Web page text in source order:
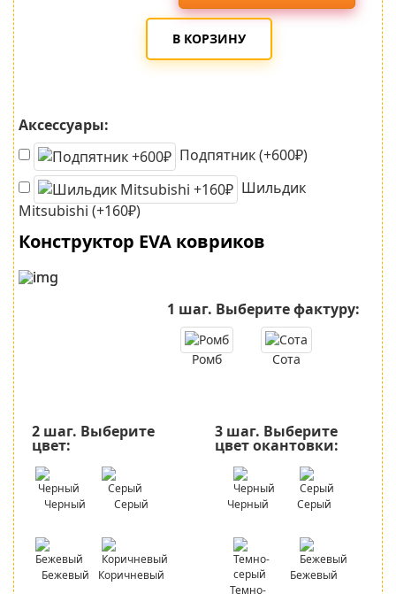
В КОРЗИНУ
Аксессуары:
Подпятник (+600₽)
Шильдик
Mitsubishi (+160₽)
Конструктор EVA ковриков
1 шаг. Выберите фактуру:
Ромб Сота
2 шаг. Выберите
цвет:
Черный Серый
Бежевый Коричневый
3 шаг. Выберите
цвет окантовки:
Черный Серый
Темно-
Бежевый